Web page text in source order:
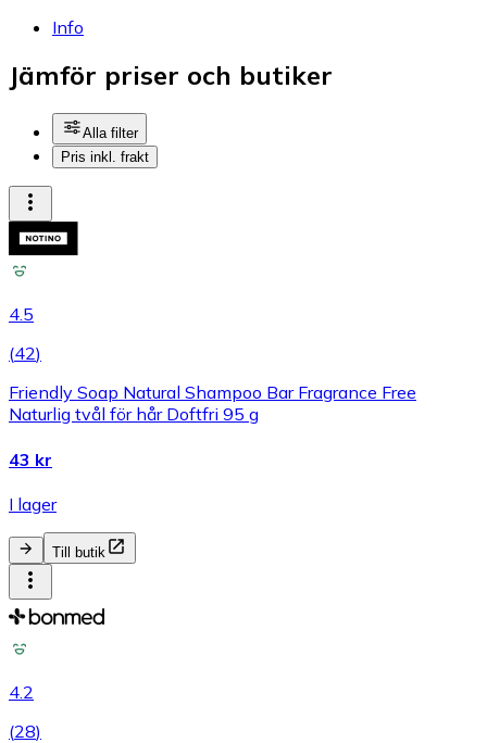
Info
Jämför priser och butiker
Alla filter
Pris inkl. frakt
4.5
(42)
Friendly Soap Natural Shampoo Bar Fragrance Free
Naturlig tvål för hår Doftfri 95 g
43 kr
I lager
Till butik
4.2
(28)